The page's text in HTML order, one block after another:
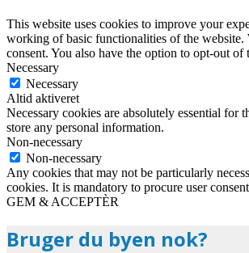
This website uses cookies to improve your
working of basic functionalities of the website.
consent. You also have the option to opt-out
Necessary
Necessary
Altid aktiveret
Necessary cookies are absolutely essential
store any personal information.
Non-necessary
Non-necessary
Any cookies that may not be particularly
cookies. It is mandatory to procure user
GEM & ACCEPTÈR
Bruger du byen nok?